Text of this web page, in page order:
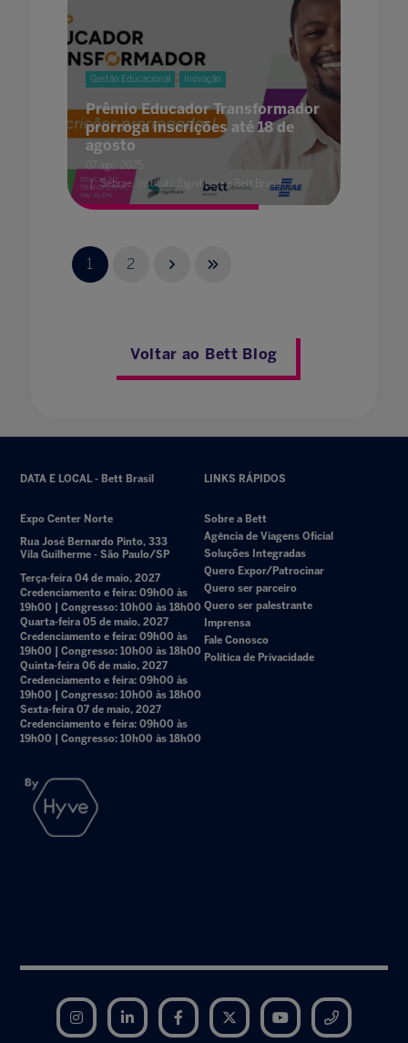
Gestão Educacional Inovação
Prêmio Educador Transformador
prorroga inscrições até 18 de
agosto
07 ago. 2025
Sebrae, Instituto Significare e Bett Brasil
1 2
Voltar ao Bett Blog
DATA E LOCAL - Bett Brasil
Expo Center Norte
Rua José Bernardo Pinto, 333
Vila Guilherme - São Paulo/SP
Terça-feira 04 de maio, 2027
Credenciamento e feira: 09h00 às
19h00 | Congresso: 10h00 às 18h00
Quarta-feira 05 de maio, 2027
Credenciamento e feira: 09h00 às
19h00 | Congresso: 10h00 às 18h00
Quinta-feira 06 de maio, 2027
Credenciamento e feira: 09h00 às
19h00 | Congresso: 10h00 às 18h00
Sexta-feira 07 de maio, 2027
Credenciamento e feira: 09h00 às
19h00 | Congresso: 10h00 às 18h00
LINKS RÁPIDOS
Sobre a Bett
Agência de Viagens Oficial
Soluções Integradas
Quero Expor/Patrocinar
Quero ser parceiro
Quero ser palestrante
Imprensa
Fale Conosco
Política de Privacidade
Instagram LinkedIn Facebook Twitter YouTube